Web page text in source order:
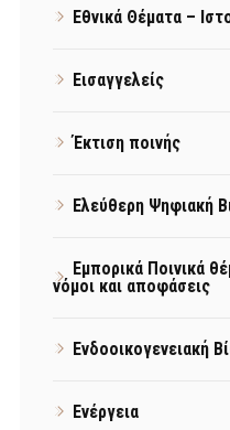
Εθνικά Θέματα –
Εισαγγελείς
Έκτιση ποινής
Ελεύθερη Ψηφιακή
Εμπορικά Ποινικά
νόμοι και αποφάσεις
Ενδοοικογενειακή
Ενέργεια